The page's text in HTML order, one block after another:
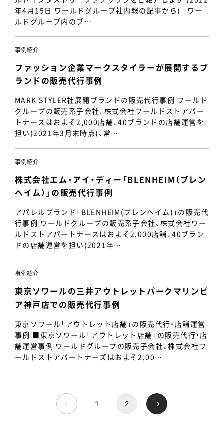
年4月15日 ワールドグループ社内報の記事から) ワー
ルドグループ内のブ…
事例紹介
ファッション企業マークスタイラーが展開するブ
ランドの販売代行事例
MARK STYLER社展開ブランドの販売代行事例 ワールド
グループの販売系子会社、株式会社ワールドストアパー
トナーズはおよそ2,000店舗、40ブランドの店舗運営を
担い(2021年3月末時点)、常…
事例紹介
株式会社エム・アイ・ディー「BLENHEIM（ブレン
ヘイム）」の販売代行事例
アパレルブランド「BLENHEIM(ブレンヘイム)」の販売代
行事例 ワールドグループの販売系子会社、株式会社ワー
ルドストアパートナーズはおよそ2,000店舗、40ブラン
ドの店舗運営を担い(2021年…
事例紹介
東京ソワールの三井アウトレットパークマリンピ
ア神戸店での販売代行事例
東京ソワール「アウトレット店舗」の販売代行・店舗運営
事例 ■東京ソワール「アウトレット店舗」の販売代行・店
舗運営事例 ワールドグループの販売子会社、株式会社ワ
ールドストアパートナーズはおよそ2,00…
1 2